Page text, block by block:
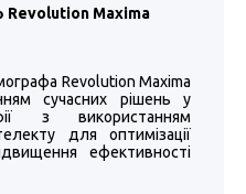
Maxima
Revolution Maxima
сучасних рішень у
з використанням
для оптимізації
ефективності